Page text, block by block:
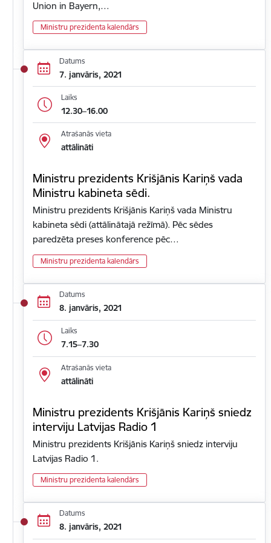
Union in Bayern,…
Ministru prezidenta kalendārs
Datums
7. janvāris, 2021
Laiks
12.30–16.00
Atrašanās vieta
attālināti
Ministru prezidents Krišjānis Kariņš vada
Ministru kabineta sēdi.
Ministru prezidents Krišjānis Kariņš vada Ministru
kabineta sēdi (attālinātajā režīmā). Pēc sēdes
paredzēta preses konference pēc…
Ministru prezidenta kalendārs
Datums
8. janvāris, 2021
Laiks
7.15–7.30
Atrašanās vieta
attālināti
Ministru prezidents Krišjānis Kariņš sniedz
interviju Latvijas Radio 1
Ministru prezidents Krišjānis Kariņš sniedz interviju
Latvijas Radio 1.
Ministru prezidenta kalendārs
Datums
8. janvāris, 2021